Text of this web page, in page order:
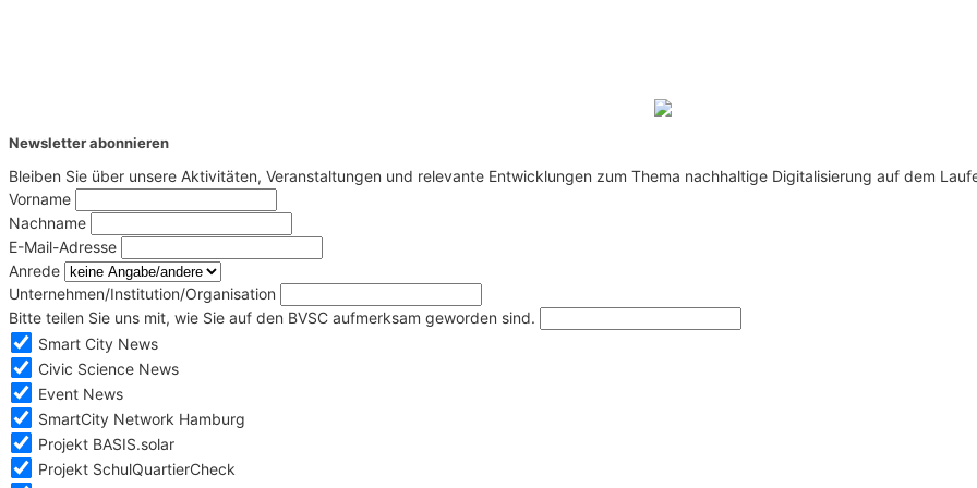
Newsletter abonnieren
Bleiben Sie über unsere Aktivitäten, Veranstaltungen und relevante Entwicklungen zum Thema nachhaltige Digitalisierung auf dem
Vorname
Nachname
E-Mail-Adresse
Anrede
Unternehmen/Institution/Organisation
Bitte teilen Sie uns mit, wie Sie auf den BVSC aufmerksam geworden sind.
Smart City News
Civic Science News
Event News
SmartCity Network Hamburg
Projekt BASIS.solar
Projekt SchulQuartierCheck